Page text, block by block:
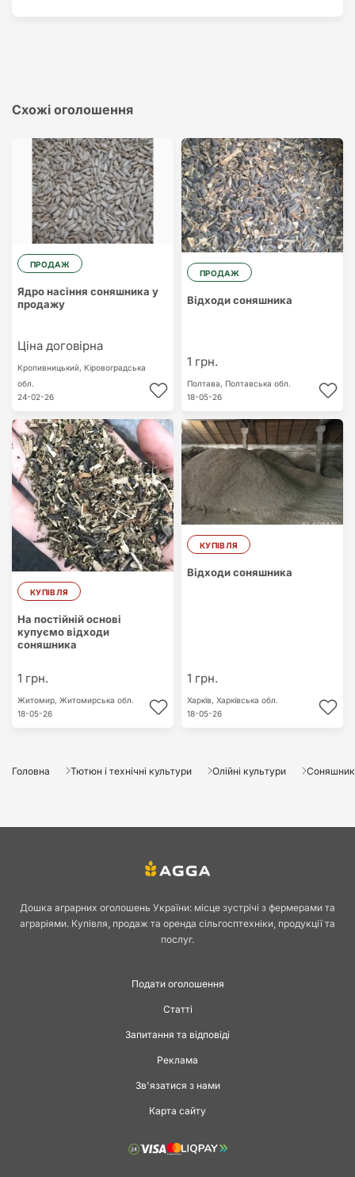
Схожі оголошення
ПРОДАЖ
Ядро насіння соняшника у
продажу
Ціна договірна
Кропивницький, Кіровоградська
обл.
24-02-26
ПРОДАЖ
Відходи соняшника
1 грн.
Полтава, Полтавська обл.
18-05-26
КУПІВЛЯ
На постійній основі
купуємо відходи
соняшника
1 грн.
Житомир, Житомирська обл.
18-05-26
КУПІВЛЯ
Відходи соняшника
1 грн.
Харків, Харківська обл.
18-05-26
Головна Тютюн і технічні культури Олійні культури Соняшник
Дошка аграрних оголошень України: місце зустрічі з фермерами та
аграріями. Купівля, продаж та оренда сільгосптехніки, продукції та
послуг.
Подати оголошення
Статті
Запитання та відповіді
Реклама
Зв'язатися з нами
Карта сайту